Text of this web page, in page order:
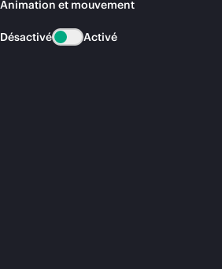
Animation et mouvement
Désactivé Activé